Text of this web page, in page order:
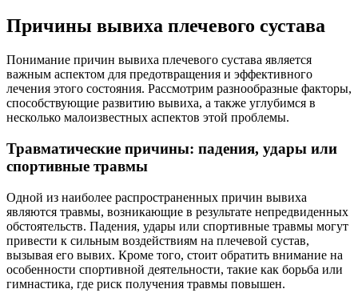
Причины вывиха плечевого сустава
Понимание причин вывиха плечевого сустава является
важным аспектом для предотвращения и эффективного
лечения этого состояния. Рассмотрим разнообразные факторы,
способствующие развитию вывиха, а также углубимся в
несколько малоизвестных аспектов этой проблемы.
Травматические причины: падения, удары или
спортивные травмы
Одной из наиболее распространенных причин вывиха
являются травмы, возникающие в результате непредвиденных
обстоятельств. Падения, удары или спортивные травмы могут
привести к сильным воздействиям на плечевой сустав,
вызывая его вывих. Кроме того, стоит обратить внимание на
особенности спортивной деятельности, такие как борьба или
гимнастика, где риск получения травмы повышен.